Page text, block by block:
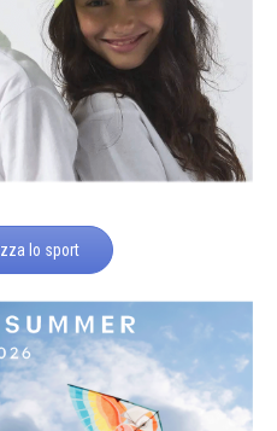
lo sport